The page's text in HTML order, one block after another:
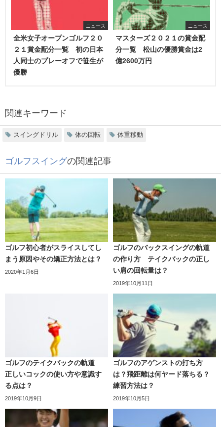
ニュース
全米女子オープンゴルフ２０
２１賞金配分一覧 初の日本
人同士のプレーオフで笹生が
優勝
ニュース
マスターズ２０２１の賞金配
分一覧 松山の優勝賞金は2
億2600万円
関連キーワード
スイングドリル 体の回転 体重移動
ゴルフスイングの関連記事
ゴルフ初心者がスライスしてし
まう原因やその矯正方法とは？
2020年1月6日
ゴルフのバックスイングの軌道
の作り方 テイクバックの正し
い肩の回転量は？
2019年10月11日
ゴルフのテイクバックの軌道
正しいコックの使い方や意識す
る点は？
2019年10月9日
ゴルフのアゲンストの打ち方
は？飛距離は何ヤード落ちる？
練習方法は？
2019年10月5日